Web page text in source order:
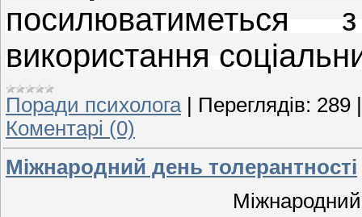
посилюватиметься
використання
Поради психолога| Переглядів: 289
Коментарі (0)
Міжнародний день толерантності